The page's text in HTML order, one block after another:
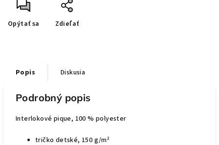
Opýtať sa Zdieľať
Popis Diskusia
Podrobný popis
Interlokové pique, 100 % polyester
tričko detské, 150 g/m²